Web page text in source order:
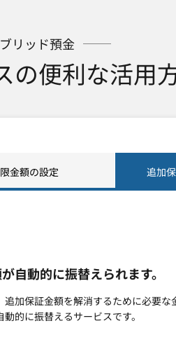
リッド預金
の便利な活用
金額の設定 追加
自動的に振替えられます。
加保証金額を解消するために必要
的に振替えるサービスです。